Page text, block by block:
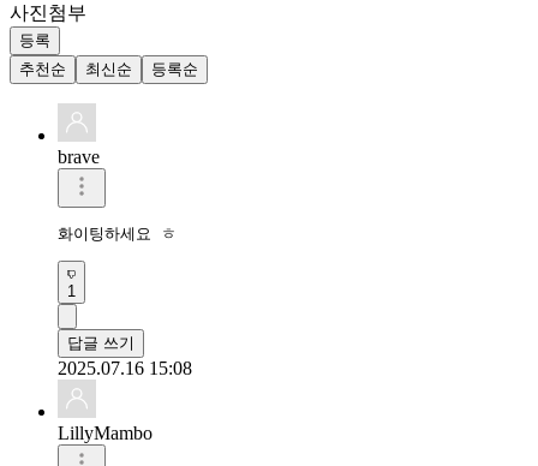
사진첨부
등록
추천순
최신순 등록순
brave
화이팅하세요 ㅎ
1
답글 쓰기
2025.07.16 15:08
LillyMambo